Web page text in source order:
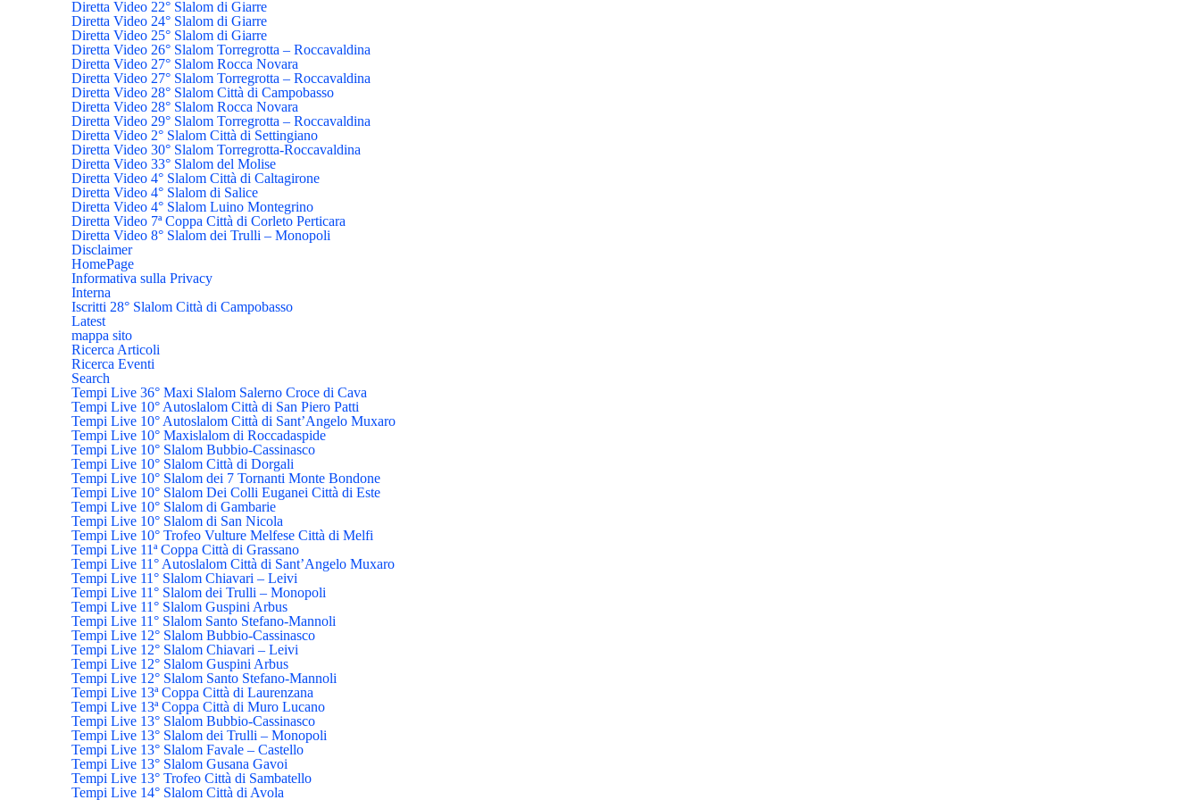
Diretta Video 22° Slalom di Giarre
Diretta Video 24° Slalom di Giarre
Diretta Video 25° Slalom di Giarre
Diretta Video 26° Slalom Torregrotta – Roccavaldina
Diretta Video 27° Slalom Rocca Novara
Diretta Video 27° Slalom Torregrotta – Roccavaldina
Diretta Video 28° Slalom Città di Campobasso
Diretta Video 28° Slalom Rocca Novara
Diretta Video 29° Slalom Torregrotta – Roccavaldina
Diretta Video 2° Slalom Città di Settingiano
Diretta Video 30° Slalom Torregrotta-Roccavaldina
Diretta Video 33° Slalom del Molise
Diretta Video 4° Slalom Città di Caltagirone
Diretta Video 4° Slalom di Salice
Diretta Video 4° Slalom Luino Montegrino
Diretta Video 7ª Coppa Città di Corleto Perticara
Diretta Video 8° Slalom dei Trulli – Monopoli
Disclaimer
HomePage
Informativa sulla Privacy
Interna
Iscritti 28° Slalom Città di Campobasso
Latest
mappa sito
Ricerca Articoli
Ricerca Eventi
Search
Tempi Live 36° Maxi Slalom Salerno Croce di Cava
Tempi Live 10° Autoslalom Città di San Piero Patti
Tempi Live 10° Autoslalom Città di Sant’Angelo Muxaro
Tempi Live 10° Maxislalom di Roccadaspide
Tempi Live 10° Slalom Bubbio-Cassinasco
Tempi Live 10° Slalom Città di Dorgali
Tempi Live 10° Slalom dei 7 Tornanti Monte Bondone
Tempi Live 10° Slalom Dei Colli Euganei Città di Este
Tempi Live 10° Slalom di Gambarie
Tempi Live 10° Slalom di San Nicola
Tempi Live 10° Trofeo Vulture Melfese Città di Melfi
Tempi Live 11ª Coppa Città di Grassano
Tempi Live 11° Autoslalom Città di Sant’Angelo Muxaro
Tempi Live 11° Slalom Chiavari – Leivi
Tempi Live 11° Slalom dei Trulli – Monopoli
Tempi Live 11° Slalom Guspini Arbus
Tempi Live 11° Slalom Santo Stefano-Mannoli
Tempi Live 12° Slalom Bubbio-Cassinasco
Tempi Live 12° Slalom Chiavari – Leivi
Tempi Live 12° Slalom Guspini Arbus
Tempi Live 12° Slalom Santo Stefano-Mannoli
Tempi Live 13ª Coppa Città di Laurenzana
Tempi Live 13ª Coppa Città di Muro Lucano
Tempi Live 13° Slalom Bubbio-Cassinasco
Tempi Live 13° Slalom dei Trulli – Monopoli
Tempi Live 13° Slalom Favale – Castello
Tempi Live 13° Slalom Gusana Gavoi
Tempi Live 13° Trofeo Città di Sambatello
Tempi Live 14° Slalom Città di Avola